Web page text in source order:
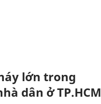
lớn trong
dân ở TP.HCM